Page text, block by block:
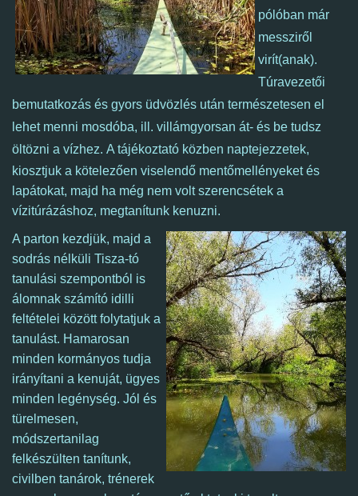
pólóban már
messziről
virít(anak).
Túravezetői
bemutatkozás és gyors üdvözlés után természetesen el
lehet menni mosdóba, ill. villámgyorsan át- és be tudsz
öltözni a vízhez. A tájékoztató közben naptejezzetek,
kiosztjuk a kötelezően viselendő mentőmellényeket és
lapátokat, majd ha még nem volt szerencsétek a
vízitúrázáshoz, megtanítunk kenuzni.
A parton kezdjük, majd a
sodrás nélküli Tisza-tó
tanulási szempontból is
álomnak számító idilli
feltételei között folytatjuk a
tanulást. Hamarosan
minden kormányos tudja
irányítani a kenuját, ügyes
minden legénység. Jól és
türelmesen,
módszertanilag
felkészülten tanítunk,
civilben tanárok, trénerek